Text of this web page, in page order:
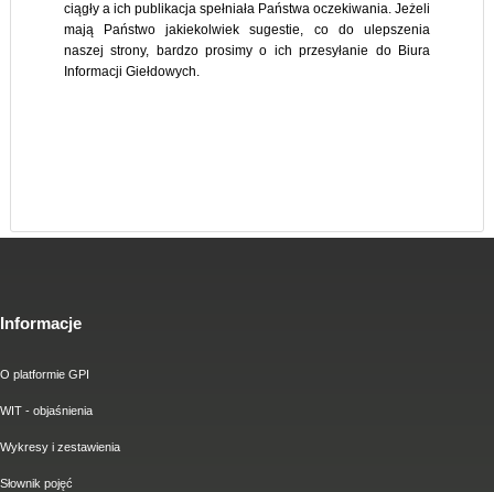
ciągły a ich publikacja spełniała Państwa oczekiwania. Jeżeli
mają Państwo jakiekolwiek sugestie, co do ulepszenia
naszej strony, bardzo prosimy o ich przesyłanie do Biura
Informacji Giełdowych.
Informacje
O platformie GPI
WIT - objaśnienia
Wykresy i zestawienia
Słownik pojęć